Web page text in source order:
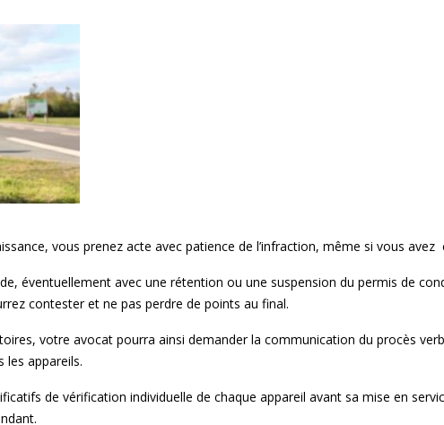
vous prenez acte avec patience de l’infraction, même si vous avez
éventuellement avec une rétention ou une suspension du permis de
contester et ne pas perdre de points au final.
votre avocat pourra ainsi demander la communication du procès
les appareils.
de vérification individuelle de chaque appareil avant sa mise en